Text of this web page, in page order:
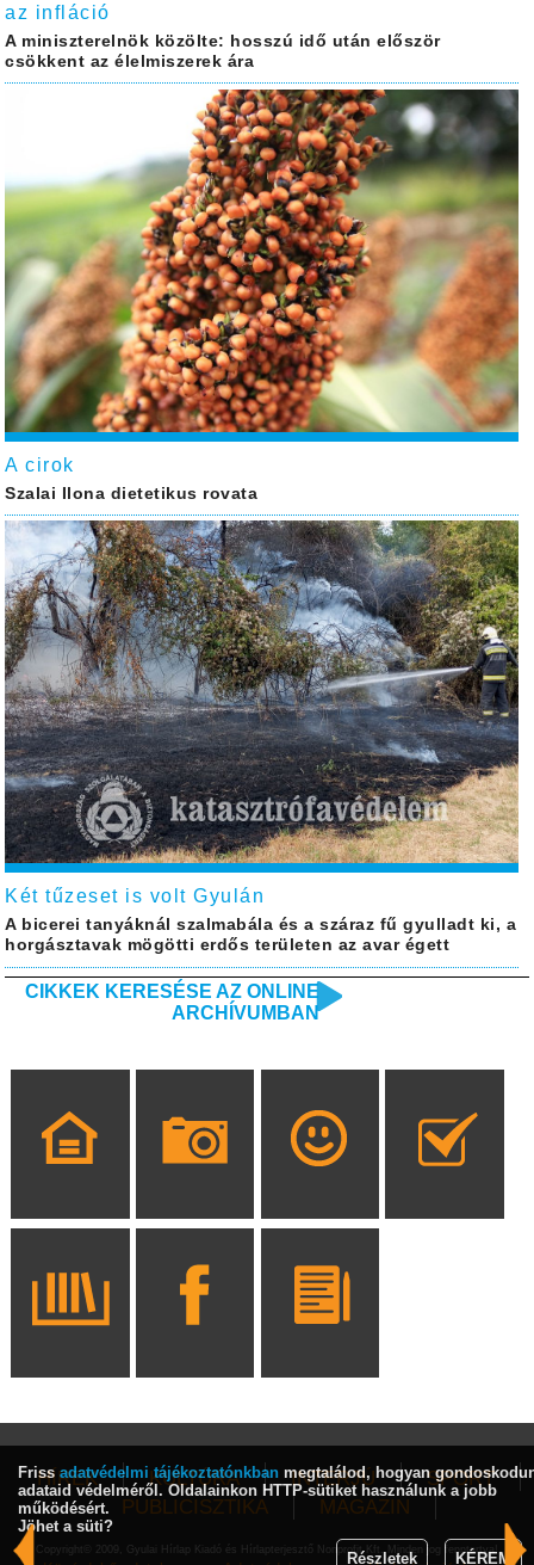
az infláció
A miniszterelnök közölte: hosszú idő után először
csökkent az élelmiszerek ára
A cirok
Szalai Ilona dietetikus rovata
Két tűzeset is volt Gyulán
A bicerei tanyáknál szalmabála és a száraz fű gyulladt ki, a
horgásztavak mögötti erdős területen az avar égett
CIKKEK KERESÉSE AZ ONLINE
ARCHÍVUMBAN
HÍREK KULTÚRA INTERJÚ
SPORT
PUBLICISZTIKA
MAGAZIN
Copyright© 2009, Gyulai Hírlap Kiadó és Hírlapterjesztő Nonprofit Kft. Minden jog fenntartva!
Friss adatvédelmi tájékoztatónkban megtalálod, hogyan
adataid védelméről. Oldalainkon HTTP-sütiket használunk a jobb
működésért.
Jöhet a süti?
Részletek
KÉREM